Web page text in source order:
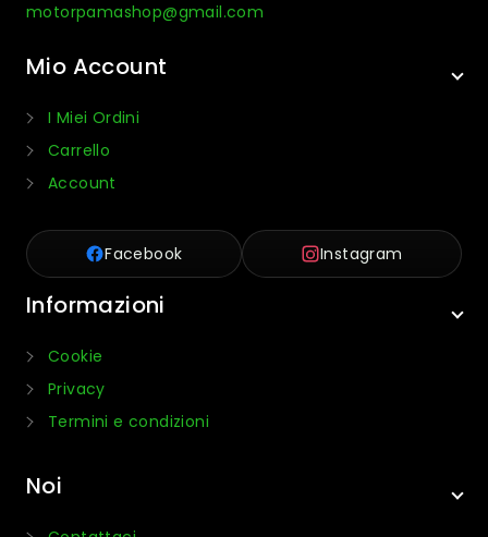
motorpamashop@gmail.com
Mio Account
I Miei Ordini
Carrello
Account
Facebook Instagram
Informazioni
Cookie
Privacy
Termini e condizioni
Noi